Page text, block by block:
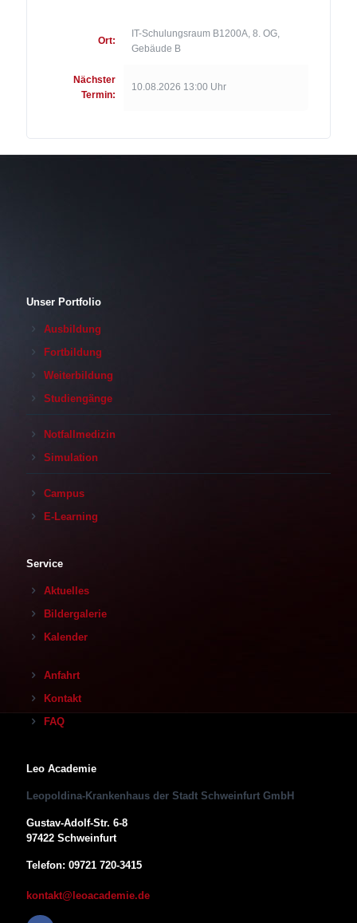
Ort:
IT-Schulungsraum B1200A, 8. OG,
Gebäude B
Nächster
Termin:
10.08.2026 13:00 Uhr
Unser Portfolio
Ausbildung
Fortbildung
Weiterbildung
Studiengänge
Notfallmedizin
Simulation
Campus
E-Learning
Service
Aktuelles
Bildergalerie
Kalender
Anfahrt
Kontakt
FAQ
Leo Academie
Leopoldina-Krankenhaus der Stadt Schweinfurt GmbH
Gustav-Adolf-Str. 6-8
97422 Schweinfurt
Telefon: 09721 720-3415
kontakt@leoacademie.de